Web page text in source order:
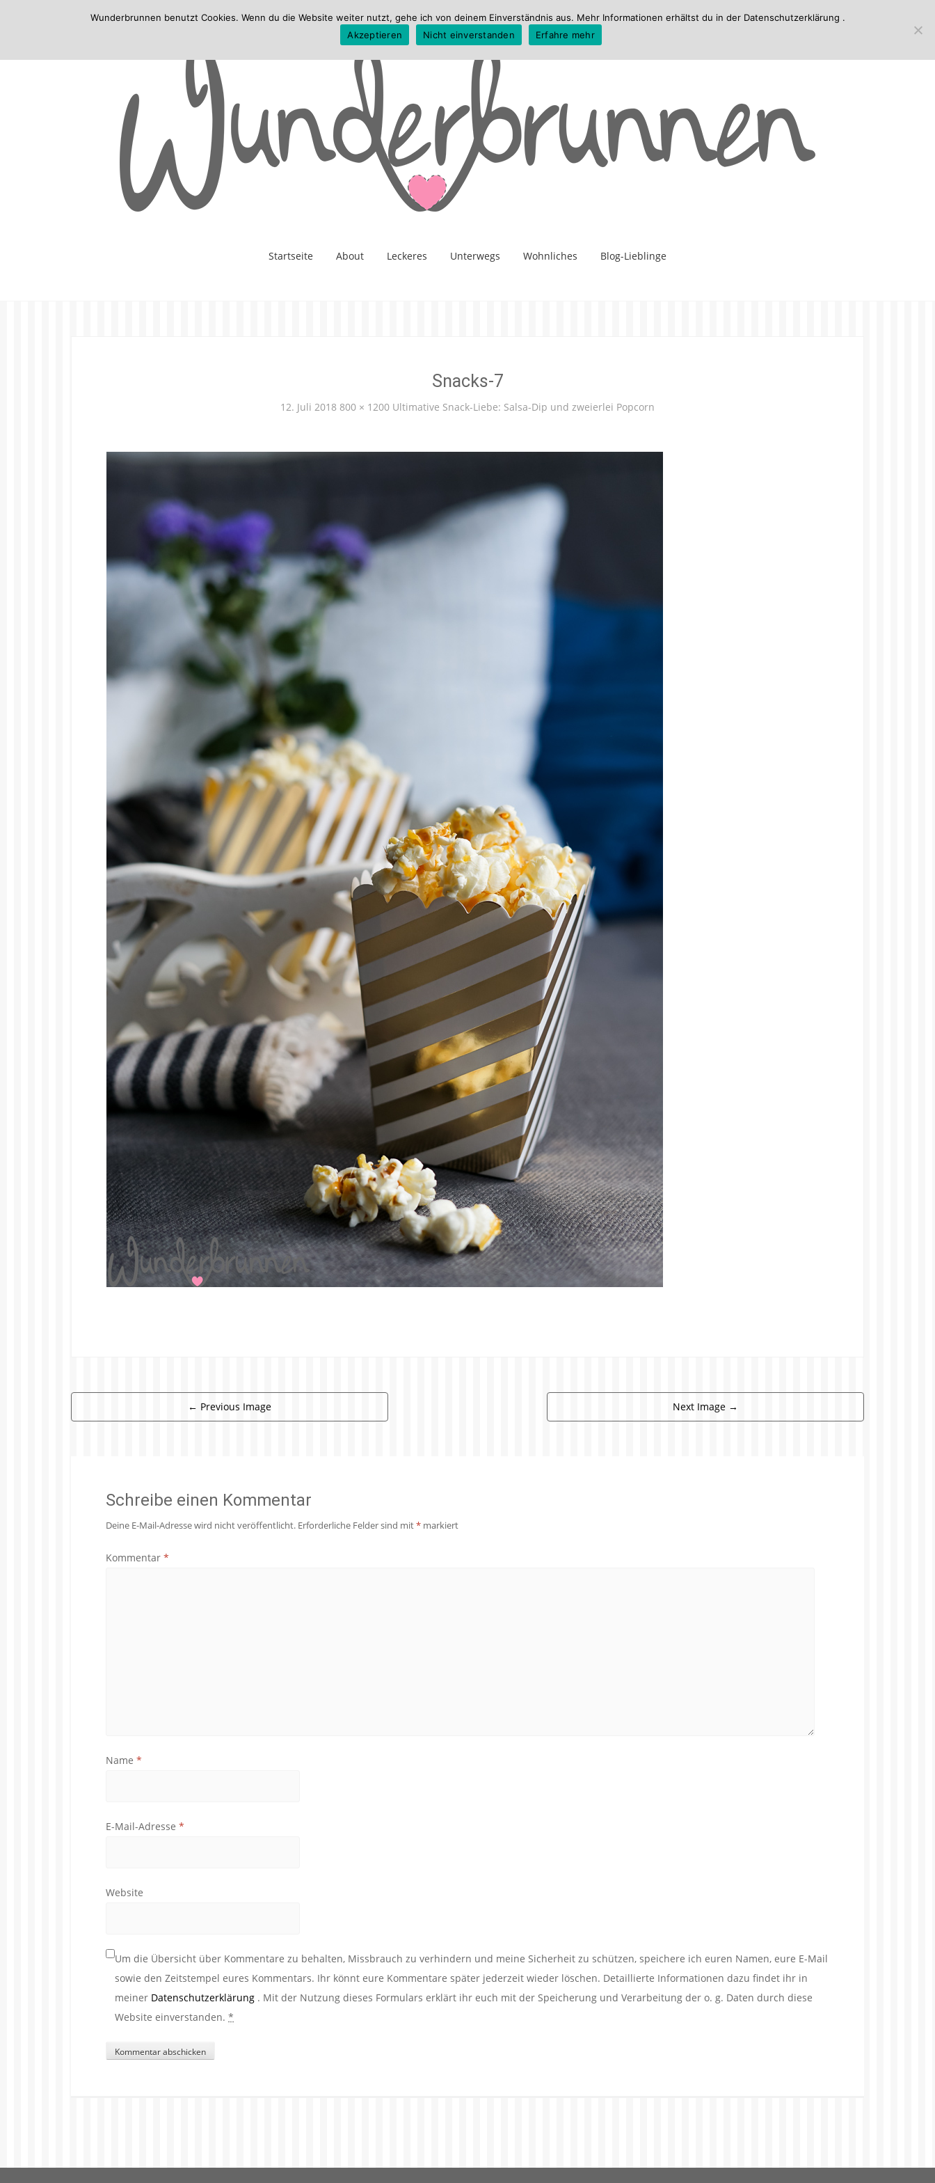
Startseite About Leckeres Unterwegs Wohnliches Blog-Lieblinge
Snacks-7
12. Juli 2018 800 × 1200 Ultimative Snack-Liebe: Salsa-Dip und zweierlei Popcorn
← Previous Image Next Image →
Schreibe einen Kommentar
Deine E-Mail-Adresse wird nicht veröffentlicht. Erforderliche Felder sind mit* markiert
Kommentar *
Name *
E-Mail-Adresse *
Website
Um die Übersicht über Kommentare zu behalten, Missbrauch zu verhindern und meine Sicherheit zu schützen, speichere ich euren Namen, eure E-Mail
sowie den Zeitstempel eures Kommentars. Ihr könnt eure Kommentare später jederzeit wieder löschen. Detaillierte Informationen dazu findet ihr in
meiner Datenschutzerklärung . Mit der Nutzung dieses Formulars erklärt ihr euch mit der Speicherung und Verarbeitung der o. g. Daten durch diese
Website einverstanden. *
Wunderbrunnen benutzt Cookies. Wenn du die Website weiter nutzt, gehe ich von deinem Einverständnis aus. Mehr Informationen erhältst du in der Datenschutzerklärung .
Akzeptieren
Nicht einverstanden Erfahre mehr